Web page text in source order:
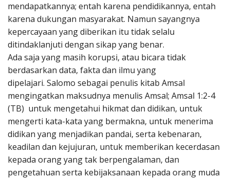
mendapatkannya; entah karena pendidikannya, entah
karena dukungan masyarakat. Namun sayangnya
kepercayaan yang diberikan itu tidak selalu
ditindaklanjuti dengan sikap yang benar.
Ada saja yang masih korupsi, atau bicara tidak
berdasarkan data, fakta dan ilmu yang
dipelajari. Salomo sebagai penulis kitab Amsal
mengingatkan maksudnya menulis Amsal; Amsal 1:2-4
(TB) untuk mengetahui hikmat dan didikan, untuk
mengerti kata-kata yang bermakna, untuk menerima
didikan yang menjadikan pandai, serta kebenaran,
keadilan dan kejujuran, untuk memberikan kecerdasan
kepada orang yang tak berpengalaman, dan
pengetahuan serta kebijaksanaan kepada orang muda